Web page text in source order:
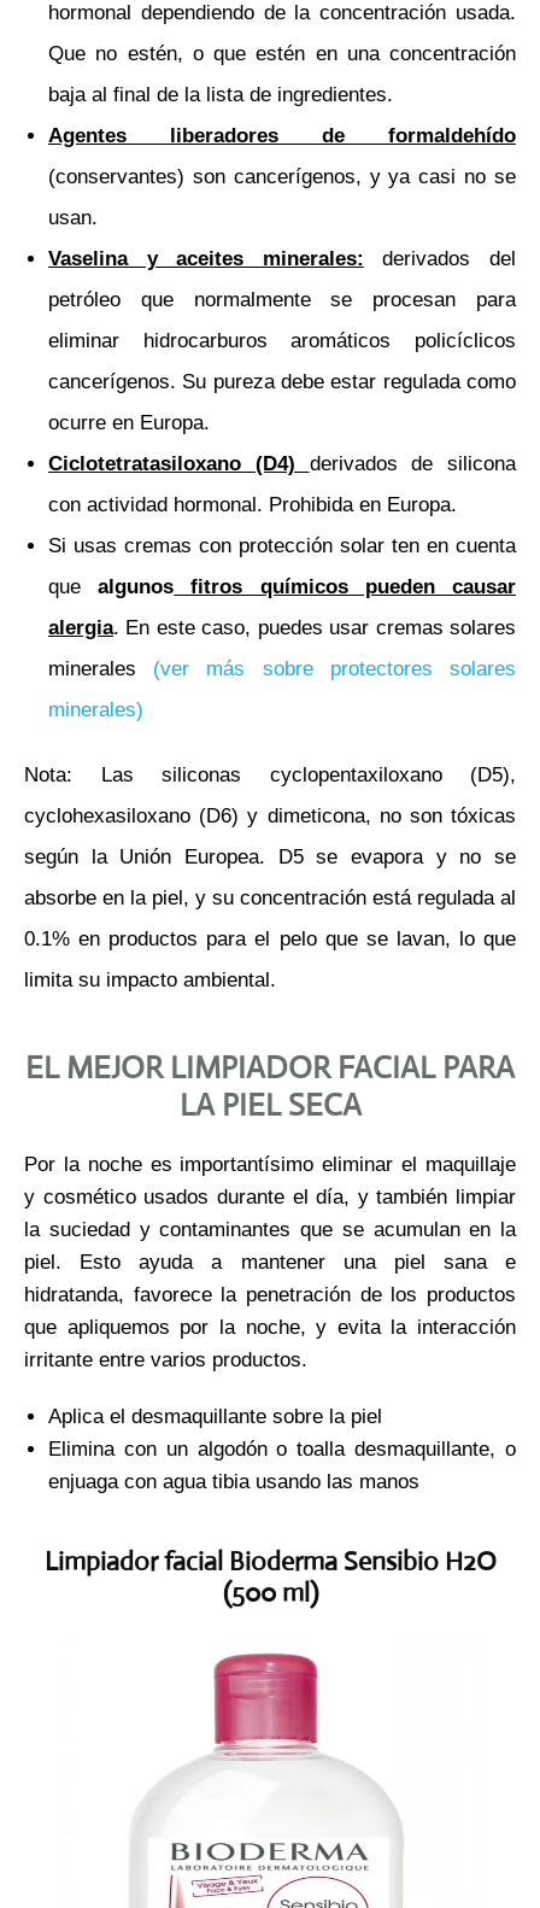
hormonal dependiendo de la concentración usada.
Que no estén, o que estén en una concentración
baja al final de la lista de ingredientes.
Agentes liberadores de formaldehído
(conservantes) son cancerígenos, y ya casi no se
usan.
Vaselina y aceites minerales: derivados del
petróleo que normalmente se procesan para
eliminar hidrocarburos aromáticos policíclicos
cancerígenos. Su pureza debe estar regulada como
ocurre en Europa.
Ciclotetratasiloxano (D4)
derivados de silicona
con actividad hormonal. Prohibida en Europa.
Si usas cremas con protección solar ten en cuenta
quealgunos fitros químicos pueden causar
alergia. En este caso, puedes usar cremas solares
minerales (ver más sobre protectores solares
minerales)
Nota: Las siliconas cyclopentaxiloxano (D5),
cyclohexasiloxano (D6) y dimeticona, no son tóxicas
según la Unión Europea. D5 se evapora y no se
absorbe en la piel, y su concentración está regulada al
0.1% en productos para el pelo que se lavan, lo que
limita su impacto ambiental.
EL MEJOR LIMPIADOR FACIAL PARA
LA PIEL SECA
Por la noche es importantísimo eliminar el maquillaje
y cosmético usados durante el día, y también limpiar
la suciedad y contaminantes que se acumulan en la
piel. Esto ayuda a mantener una piel sana e
hidratanda, favorece la penetración de los productos
que apliquemos por la noche, y evita la interacción
irritante entre varios productos.
Aplica el desmaquillante sobre la piel
Elimina con un algodón o toalla desmaquillante, o
enjuaga con agua tibia usando las manos
Limpiador facial Bioderma Sensibio H2O
(500 ml)